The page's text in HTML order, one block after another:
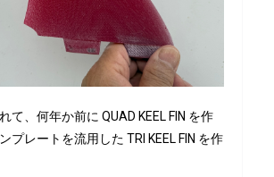
て、何年か前に QUAD KEEL FIN を作
プレートを流用した TRI KEEL FIN を作